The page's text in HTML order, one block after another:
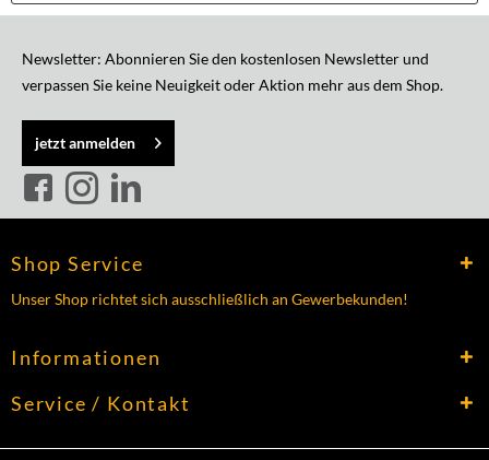
Newsletter: Abonnieren Sie den kostenlosen Newsletter und
verpassen Sie keine Neuigkeit oder Aktion mehr aus dem Shop.
jetzt anmelden
Shop Service
Unser Shop richtet sich ausschließlich an Gewerbekunden!
Informationen
Service / Kontakt